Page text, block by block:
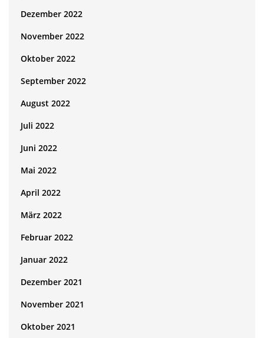
Dezember 2022
November 2022
Oktober 2022
September 2022
August 2022
Juli 2022
Juni 2022
Mai 2022
April 2022
März 2022
Februar 2022
Januar 2022
Dezember 2021
November 2021
Oktober 2021